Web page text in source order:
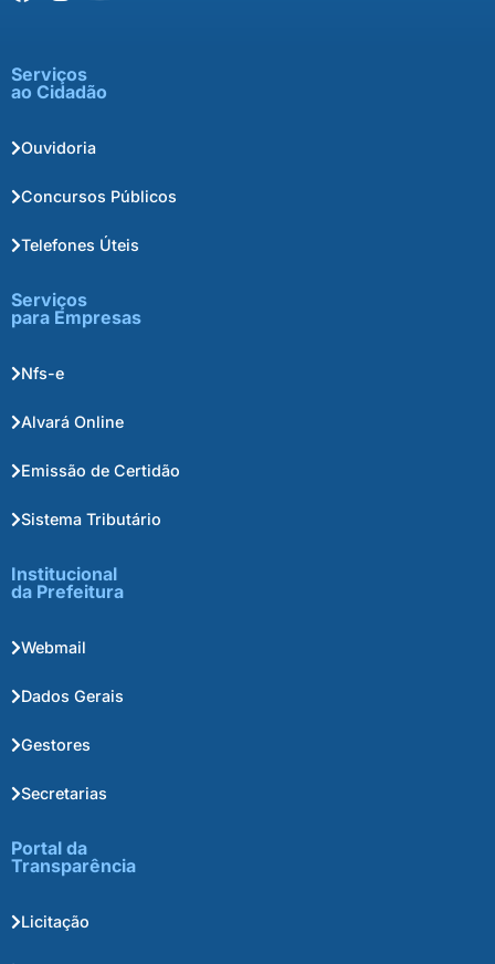
Serviços
ao Cidadão
Ouvidoria
Concursos Públicos
Telefones Úteis
Serviços
para Empresas
Nfs-e
Alvará Online
Emissão de Certidão
Sistema Tributário
Institucional
da Prefeitura
Webmail
Dados Gerais
Gestores
Secretarias
Portal da
Transparência
Licitação